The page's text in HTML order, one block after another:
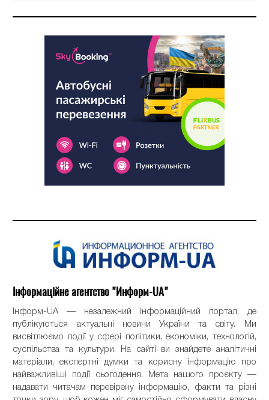
Інформаційне агентство "Информ-UA"
Інформ-UA — незалежний інформаційний портал, де
публікуються актуальні новини України та світу. Ми
висвітлюємо події у сфері політики, економіки, технологій,
суспільства та культури. На сайті ви знайдете аналітичні
матеріали, експертні думки та корисну інформацію про
найважливіші події сьогодення. Мета нашого проєкту —
надавати читачам перевірену інформацію, факти та різні